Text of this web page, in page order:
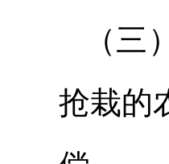
（
抢栽的